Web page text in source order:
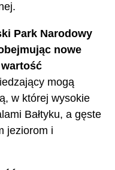
Park Narodowy
nowe
mogą
w której wysokie
Bałtyku, a gęste
jeziorom i